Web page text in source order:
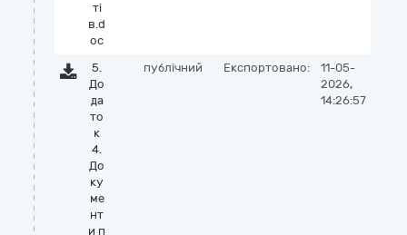
ті
в.d
oc
5.
До
да
то
к
4.
До
ку
ме
нт
и п
публічний Експортовано:
11-05-
2026,
14:26:57